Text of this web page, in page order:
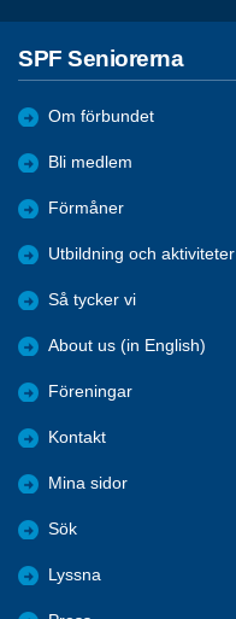
SPF Seniorerna
Om förbundet
Bli medlem
Förmåner
Utbildning och aktiviteter
Så tycker vi
About us (in English)
Föreningar
Kontakt
Mina sidor
Sök
Lyssna